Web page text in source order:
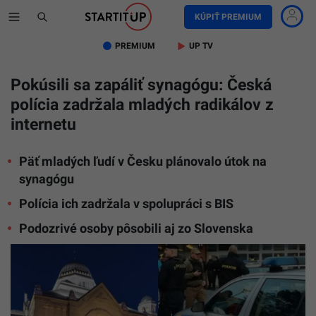
KÚPIŤ PREMIUM
PREMIUM UP TV
Pokúsili sa zapáliť synagógu: Česká
polícia zadržala mladých radikálov z
internetu
Päť mladých ľudí v Česku plánovalo útok na
synagógu
Polícia ich zadržala v spolupráci s BIS
Podozrivé osoby pôsobili aj zo Slovenska